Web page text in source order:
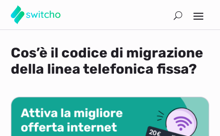
Cos’è il codice di migrazione
della linea telefonica fissa?